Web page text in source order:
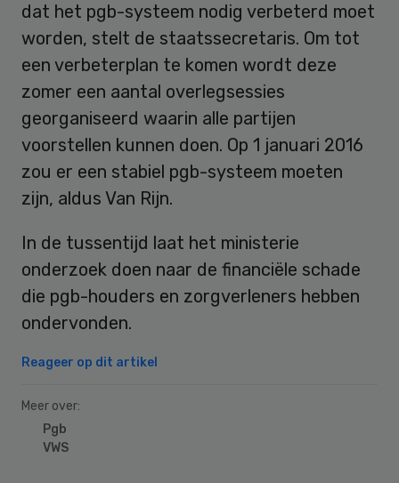
dat het pgb-systeem nodig verbeterd moet
worden, stelt de staatssecretaris. Om tot
een verbeterplan te komen wordt deze
zomer een aantal overlegsessies
georganiseerd waarin alle partijen
voorstellen kunnen doen. Op 1 januari 2016
zou er een stabiel pgb-systeem moeten
zijn, aldus Van Rijn.
In de tussentijd laat het ministerie
onderzoek doen naar de financiële schade
die pgb-houders en zorgverleners hebben
ondervonden.
Reageer op dit artikel
Meer over:
Pgb
VWS